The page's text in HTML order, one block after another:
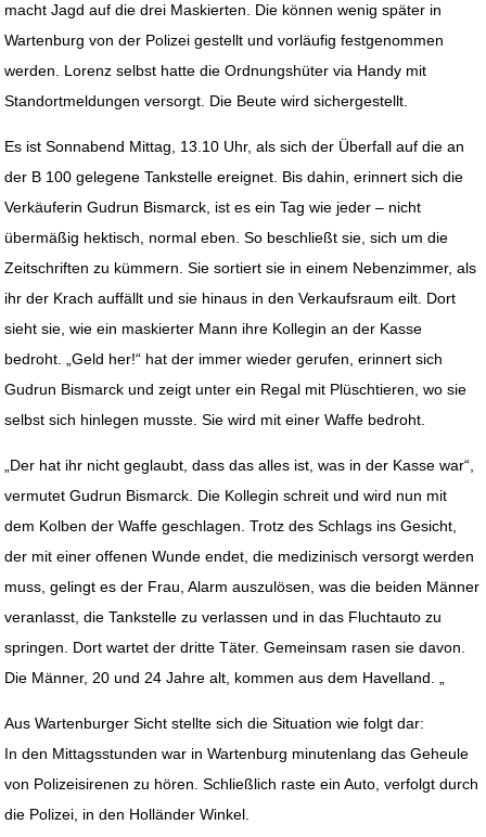
macht Jagd auf die drei Maskierten. Die können wenig später in
Wartenburg von der Polizei gestellt und vorläufig festgenommen
werden. Lorenz selbst hatte die Ordnungshüter via Handy mit
Standortmeldungen versorgt. Die Beute wird sichergestellt.
Es ist Sonnabend Mittag, 13.10 Uhr, als sich der Überfall auf die an
der B 100 gelegene Tankstelle ereignet. Bis dahin, erinnert sich die
Verkäuferin Gudrun Bismarck, ist es ein Tag wie jeder – nicht
übermäßig hektisch, normal eben. So beschließt sie, sich um die
Zeitschriften zu kümmern. Sie sortiert sie in einem Nebenzimmer, als
ihr der Krach auffällt und sie hinaus in den Verkaufsraum eilt. Dort
sieht sie, wie ein maskierter Mann ihre Kollegin an der Kasse
bedroht. „Geld her!“ hat der immer wieder gerufen, erinnert sich
Gudrun Bismarck und zeigt unter ein Regal mit Plüschtieren, wo sie
selbst sich hinlegen musste. Sie wird mit einer Waffe bedroht.
„Der hat ihr nicht geglaubt, dass das alles ist, was in der Kasse war“,
vermutet Gudrun Bismarck. Die Kollegin schreit und wird nun mit
dem Kolben der Waffe geschlagen. Trotz des Schlags ins Gesicht,
der mit einer offenen Wunde endet, die medizinisch versorgt werden
muss, gelingt es der Frau, Alarm auszulösen, was die beiden Männer
veranlasst, die Tankstelle zu verlassen und in das Fluchtauto zu
springen. Dort wartet der dritte Täter. Gemeinsam rasen sie davon.
Die Männer, 20 und 24 Jahre alt, kommen aus dem Havelland. „
Aus Wartenburger Sicht stellte sich die Situation wie folgt dar:
In den Mittagsstunden war in Wartenburg minutenlang das Geheule
von Polizeisirenen zu hören. Schließlich raste ein Auto, verfolgt durch
die Polizei, in den Holländer Winkel.